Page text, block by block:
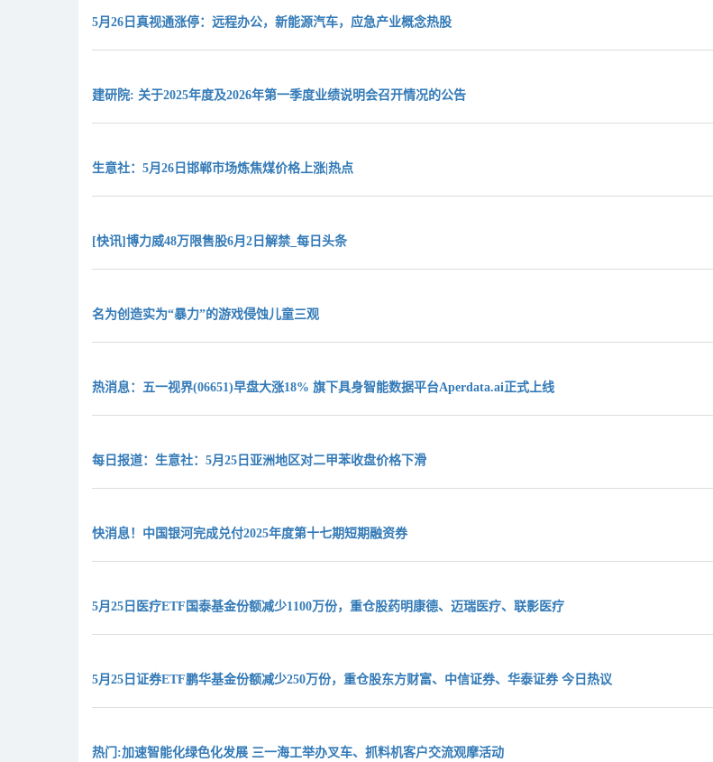
5月26日真视通涨停：远程办公，新能源汽车，应急产业概念热股
建研院: 关于2025年度及2026年第一季度业绩说明会召开情况的公告
生意社：5月26日邯郸市场炼焦煤价格上涨|热点
[快讯]博力威48万限售股6月2日解禁_每日头条
名为创造实为“暴力”的游戏侵蚀儿童三观
热消息：五一视界(06651)早盘大涨18% 旗下具身智能数据平台Aperdata.ai正式上线
每日报道：生意社：5月25日亚洲地区对二甲苯收盘价格下滑
快消息！中国银河完成兑付2025年度第十七期短期融资券
5月25日医疗ETF国泰基金份额减少1100万份，重仓股药明康德、迈瑞医疗、联影医疗
5月25日证券ETF鹏华基金份额减少250万份，重仓股东方财富、中信证券、华泰证券 今日热议
热门:加速智能化绿色化发展 三一海工举办叉车、抓料机客户交流观摩活动